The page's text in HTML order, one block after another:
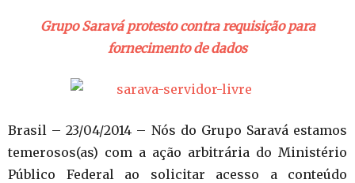
Grupo Saravá protesto contra requisição para
fornecimento de dados
Brasil – 23/04/2014 – Nós do Grupo Saravá estamos
temerosos(as) com a ação arbitrária do Ministério
Público Federal ao solicitar acesso a conteúdo